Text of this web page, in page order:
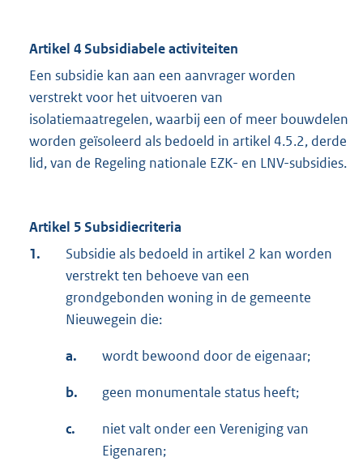
Artikel 4 Subsidiabele activiteiten
Een subsidie kan aan een aanvrager worden
verstrekt voor het uitvoeren van
isolatiemaatregelen, waarbij een of meer bouwdelen
worden geïsoleerd als bedoeld in artikel 4.5.2, derde
lid, van de Regeling nationale EZK- en LNV-subsidies.
Artikel 5 Subsidiecriteria
1.
Subsidie als bedoeld in artikel 2 kan worden
verstrekt ten behoeve van een
grondgebonden woning in de gemeente
Nieuwegein die:
a. wordt bewoond door de eigenaar;
b. geen monumentale status heeft;
c.
niet valt onder een Vereniging van
Eigenaren;